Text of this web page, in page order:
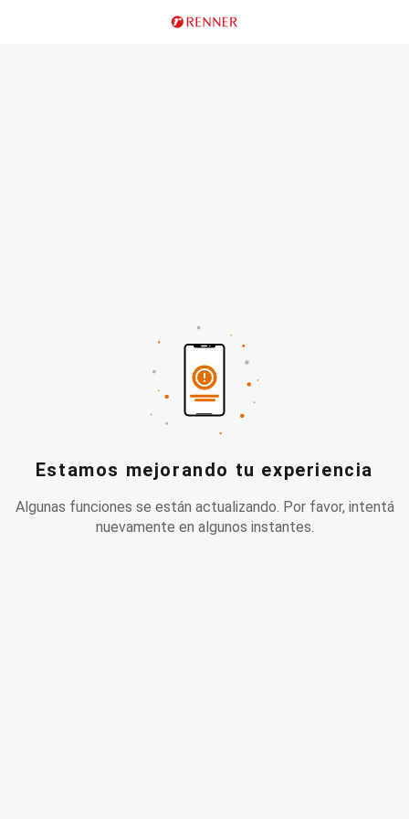
Estamos mejorando tu experiencia
Algunas funciones se están actualizando. Por favor, intentá
nuevamente en algunos instantes.